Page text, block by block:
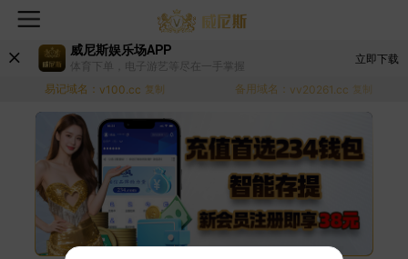
威尼斯娱乐场APP
体育下单，电子游艺等尽在一手掌握
立即下载
易记域名： v100.cc 复制 备用域名： vv20261.cc 复制